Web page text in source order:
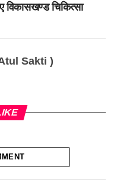
विकासखण्ड चिकित्सा
Sakti )